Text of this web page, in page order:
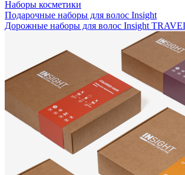
Наборы косметики
Подарочные наборы для волос Insight
Дорожные наборы для волос Insight